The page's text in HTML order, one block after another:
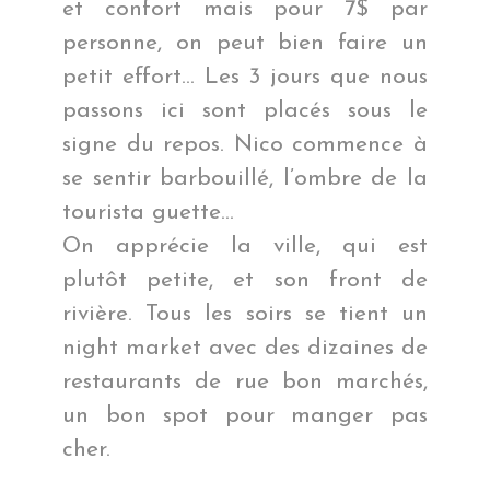
et confort mais pour 7$ par
personne, on peut bien faire un
petit effort… Les 3 jours que nous
passons ici sont placés sous le
signe du repos. Nico commence à
se sentir barbouillé, l’ombre de la
tourista guette…
On apprécie la ville, qui est
plutôt petite, et son front de
rivière. Tous les soirs se tient un
night market avec des dizaines de
restaurants de rue bon marchés,
un bon spot pour manger pas
cher.